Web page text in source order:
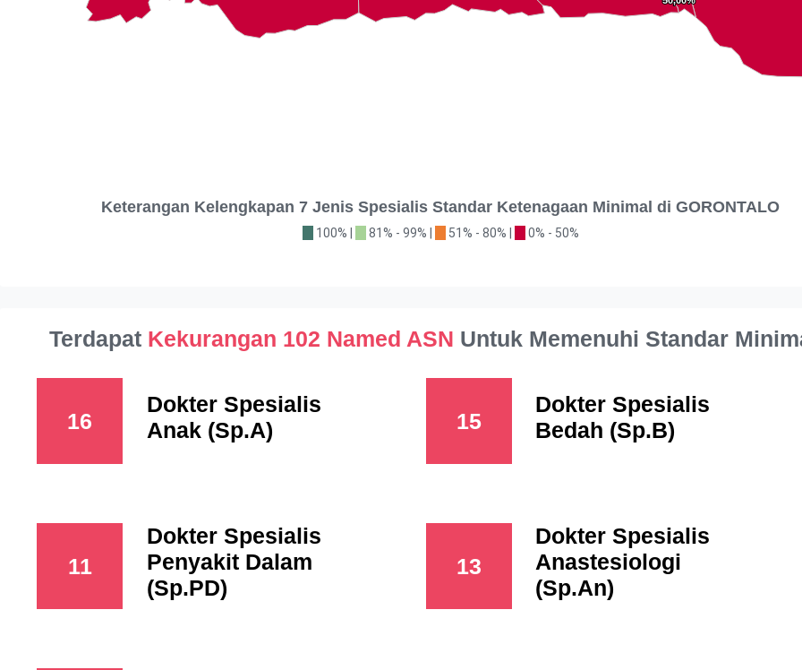
Keterangan Kelengkapan 7 Jenis Spesialis Standar Ketenagaan Minimal di GORONTALO
100% | 81% - 99% | 51% - 80% | 0% - 50%
Terdapat Kekurangan 102 Named ASN Untuk Memenuhi Standar
16
Dokter Spesialis
Anak (Sp.A)
15
Dokter Spesialis
Bedah (Sp.B)
11
Dokter Spesialis
Penyakit Dalam
(Sp.PD)
13
Dokter Spesialis
Anastesiologi
(Sp.An)